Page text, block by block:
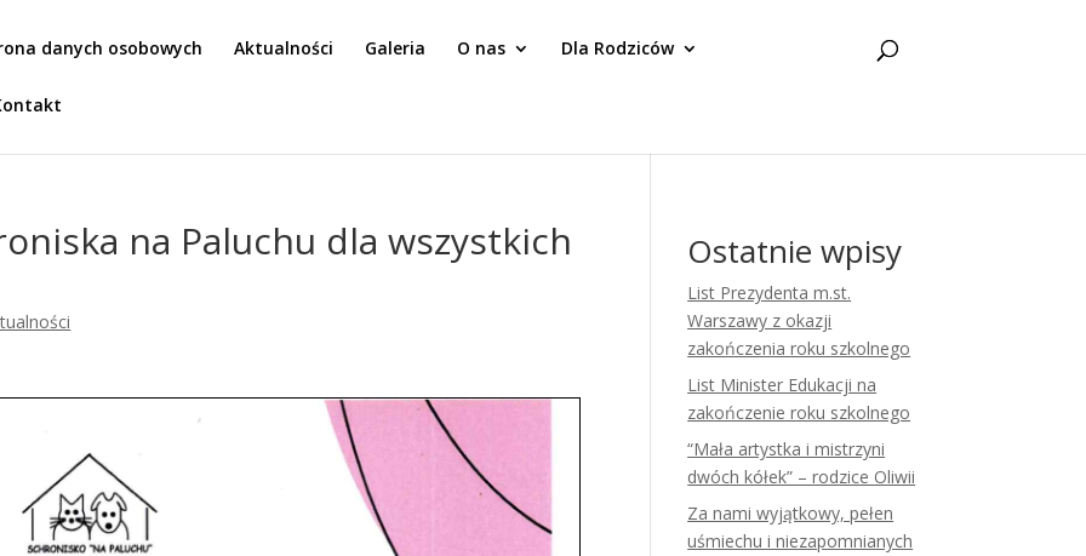
danych osobowych Aktualności Galeria O nas Dla Rodziców
na Paluchu dla wszystkich Ostatnie wpisy
List Prezydenta m.st.
Warszawy z okazji
zakończenia roku szkolnego
List Minister Edukacji na
zakończenie roku szkolnego
“Mała artystka i mistrzyni
dwóch kółek” – rodzice Oliwii
Za nami wyjątkowy, pełen
uśmiechu i niezapomnianych